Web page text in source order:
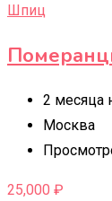
Шпиц
2 месяца
Москва
25,000 ₽